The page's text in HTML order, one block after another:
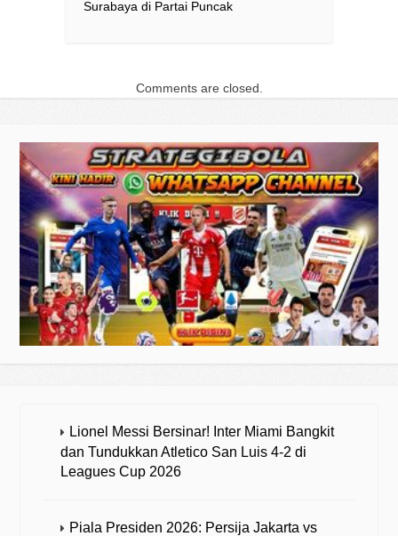
Surabaya di Partai Puncak
Comments are closed.
Lionel Messi Bersinar! Inter Miami Bangkit
dan Tundukkan Atletico San Luis 4-2 di
Leagues Cup 2026
Piala Presiden 2026: Persija Jakarta vs